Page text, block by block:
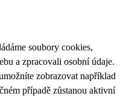
soubory cookies,
a zpracovali osobní údaje.
zobrazovat například
případě zůstanou aktivní